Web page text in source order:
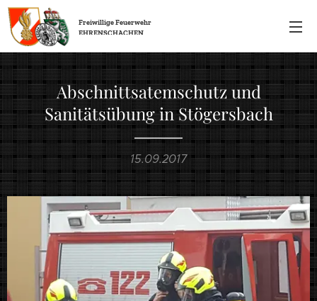
FreiwilligeFeuerwehr
EHRENSCHACHEN
Abschnittsatemschutz und
Sanitätsübung in Stögersbach
15.09.2017